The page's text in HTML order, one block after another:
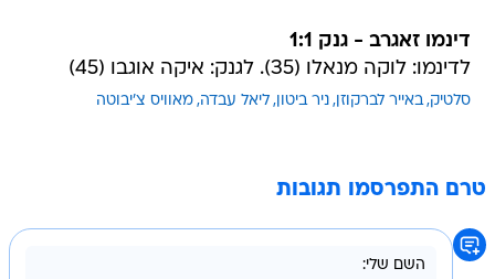
דינמו זאגרב - גנק 1:1
לדינמו: לוקה מנאלו (35). לגנק: איקה אוגבו (45)
סלטיק באייר לברקוזן ניר ביטון ליאל עבדה מאוויס צ'יבוטה
טרם התפרסמו תגובות